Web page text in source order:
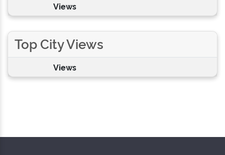
Views
Top City Views
Views